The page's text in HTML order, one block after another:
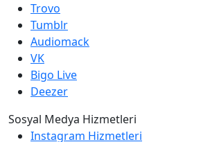
Trovo
Tumblr
Audiomack
VK
Bigo Live
Deezer
Sosyal Medya Hizmetleri
Instagram Hizmetleri